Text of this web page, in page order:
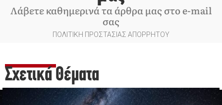
Λάβετε καθημερινά τα άρθρα μας στο e-mail
σας
ΠΟΛΙΤΙΚΗ ΠΡΟΣΤΑΣΙΑΣ ΑΠΟΡΡΗΤΟΥ
Σχετικά Θέματα